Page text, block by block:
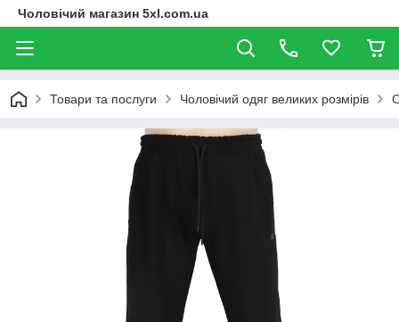
Чоловічий магазин 5xl.com.ua
Товари та послуги Чоловічий одяг великих розмірів